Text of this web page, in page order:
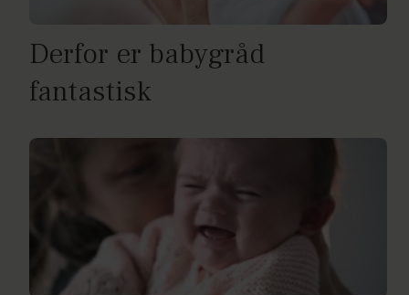
Derfor er babygråd
fantastisk